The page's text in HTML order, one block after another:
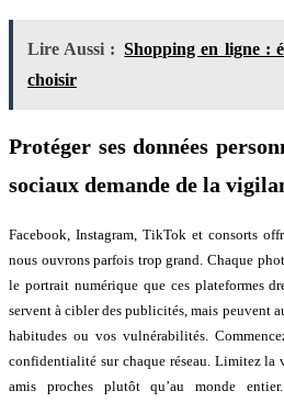
Lire Aussi : Shopping en ligne :
choisir
Protéger ses données
sociaux demande de la
Facebook, Instagram, TikTok et consorts
nous ouvrons parfois trop grand. Chaque
le portrait numérique que ces plateformes
servent à cibler des publicités, mais peuvent
habitudes ou vos vulnérabilités.
confidentialité sur chaque réseau. Limitez
amis proches plutôt qu’au monde